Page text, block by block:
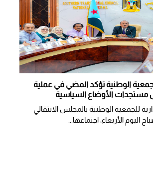
للجمعية الوطنية تؤكد المضي في عملية
مستجدات الأوضاع السياسية
للجمعية الوطنية بالمجلس الانتقالي
اليوم الأربعاء، اجتماعها...